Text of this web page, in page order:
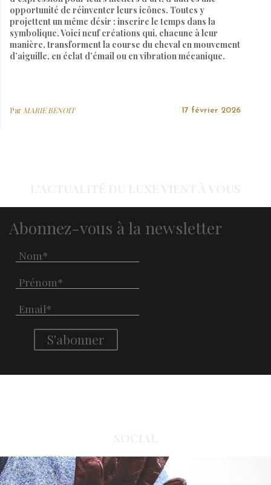
opportunité de réinventer leurs icônes. Toutes y
projettent un même désir : inscrire le temps dans la
symbolique. Voici neuf créations qui, chacune à leur
manière, transforment la course du cheval en mouvement
d’aiguille, en éclat d’émail ou en vibration mécanique.
Par MARIE BENOIT 17 février 2026
Abonnez-vous à la newsletter